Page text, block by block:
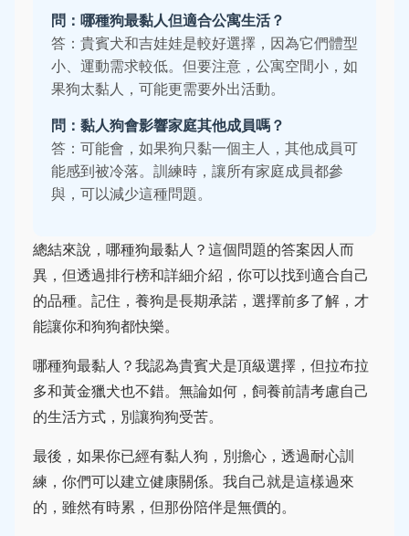
問：哪種狗最黏人但適合公寓生活？
答：貴賓犬和吉娃娃是較好選擇，因為它們體型
小、運動需求較低。但要注意，公寓空間小，如
果狗太黏人，可能更需要外出活動。
問：黏人狗會影響家庭其他成員嗎？
答：可能會，如果狗只黏一個主人，其他成員可
能感到被冷落。訓練時，讓所有家庭成員都參
與，可以減少這種問題。
總結來說，哪種狗最黏人？這個問題的答案因人而
異，但透過排行榜和詳細介紹，你可以找到適合自己
的品種。記住，養狗是長期承諾，選擇前多了解，才
能讓你和狗狗都快樂。
哪種狗最黏人？我認為貴賓犬是頂級選擇，但拉布拉
多和黃金獵犬也不錯。無論如何，飼養前請考慮自己
的生活方式，別讓狗狗受苦。
最後，如果你已經有黏人狗，別擔心，透過耐心訓
練，你們可以建立健康關係。我自己就是這樣過來
的，雖然有時累，但那份陪伴是無價的。